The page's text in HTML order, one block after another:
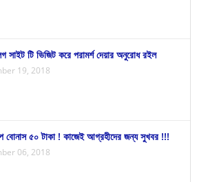
সাইট টি ভিজিট করে পরামর্শ দেয়ার অনুরোধ রইল
19, 2018
বোনাস ৫০ টাকা ! কাজেই আগ্রহীদের জন্য সুখবর !!!
06, 2018